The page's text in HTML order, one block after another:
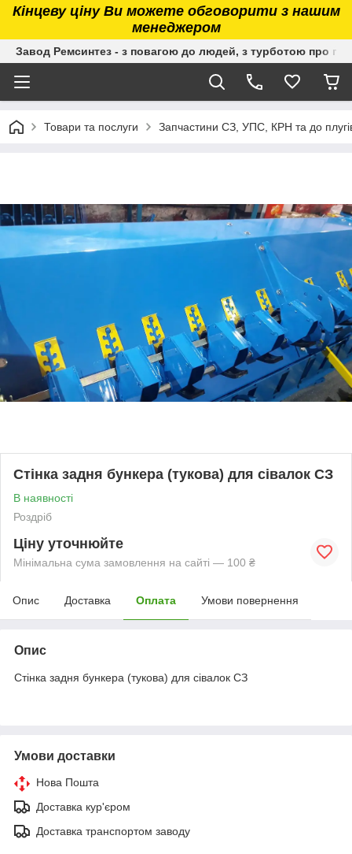
Кінцеву ціну Ви можете обговорити з нашим
менеджером
Завод Ремсинтез - з повагою до людей, з турботою про
Товари та послуги Запчастини СЗ, УПС, КРН та до
Стінка задня бункера (тукова) для сівалок СЗ
В наявності
Роздріб
Ціну уточнюйте
Мінімальна сума замовлення на сайті — 100 ₴
Опис Доставка Оплата Умови повернення
Опис
Стінка задня бункера (тукова) для сівалок СЗ
Умови доставки
Нова Пошта
Доставка кур'єром
Доставка транспортом заводу